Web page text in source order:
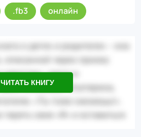
.fb3 онлайн
ЧИТАТЬ КНИГУ